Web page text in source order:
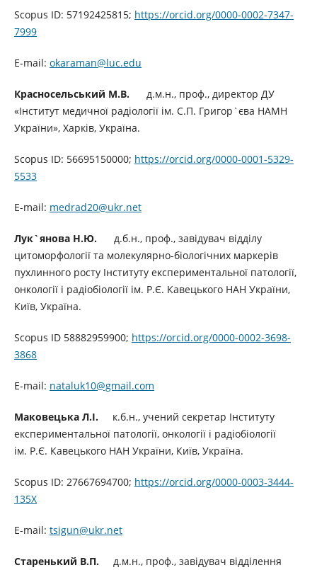
Scopus ID: 57192425815; https://orcid.org/0000-0002-7347-
7999
E-mail: okaraman@luc.edu
Красносельський М.В. д.м.н., проф., директор ДУ
«Інститут медичної радіології ім. С.П. Григор`єва НАМН
України», Харків, Україна.
Scopus ID: 56695150000; https://orcid.org/0000-0001-5329-
5533
E-mail: medrad20@ukr.net
Лук`янова Н.Ю. д.б.н., проф., завідувач відділу
цитоморфології та молекулярно-біологічних маркерів
пухлинного росту Інституту експериментальної патології,
онкології і радіобіології ім. Р.Є. Кавецького НАН України,
Київ, Україна.
Scopus ID 58882959900; https://orcid.org/0000-0002-3698-
3868
E-mail: nataluk10@gmail.com
Маковецька Л.І. к.б.н., учений секретар Інституту
експериментальної патології, онкології і радіобіології
ім. Р.Є. Кавецького НАН України, Київ, Україна.
Scopus ID: 27667694700; https://orcid.org/0000-0003-3444-
135X
E-mail: tsigun@ukr.net
Старенький В.П. д.м.н., проф., завідувач відділення